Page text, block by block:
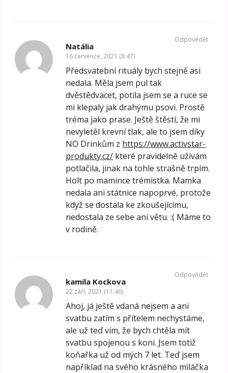
Natália
16 července, 2021 (8:47)
Předsvatební rituály bych stejně asi
nedala. Měla jsem pul tak
dvěstědvacet, potila jsem se a ruce se
mi klepaly jak drahýmu psovi. Prostě
tréma jako prase. Ještě štěstí, že mi
nevyletěl krevní tlak, ale to jsem díky
NO Drinkům z https://www.activstar-
produkty.cz/ které pravidelně užívám
potlačila, jinak na tohle strašně trpím.
Holt po mamince trémistka. Mamka
nedala ani státnice napoprvé, protože
když se dostala ke zkoušejícímu,
nedostala ze sebe ani větu. :( Máme to
v rodině.
Odpovědět
kamila Kockova
22 září, 2021 (11:46)
Ahoj, já ještě vdaná nejsem a ani
svatbu zatím s přítelem nechystáme,
ale už teď vím, že bych chtěla mít
svatbu spojenou s koni. Jsem totiž
koňařka už od mých 7 let. Teď jsem
například na svého krásného miláčka
Odpovědět